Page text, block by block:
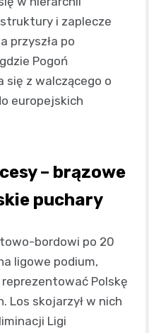
i zaplecze
przyszła po
Pogoń
się z walczącego o
europejskich
– brązowe
puchary
bordowi po 20
ligowe podium,
Polskę
Los skojarzył w nich
Ligi